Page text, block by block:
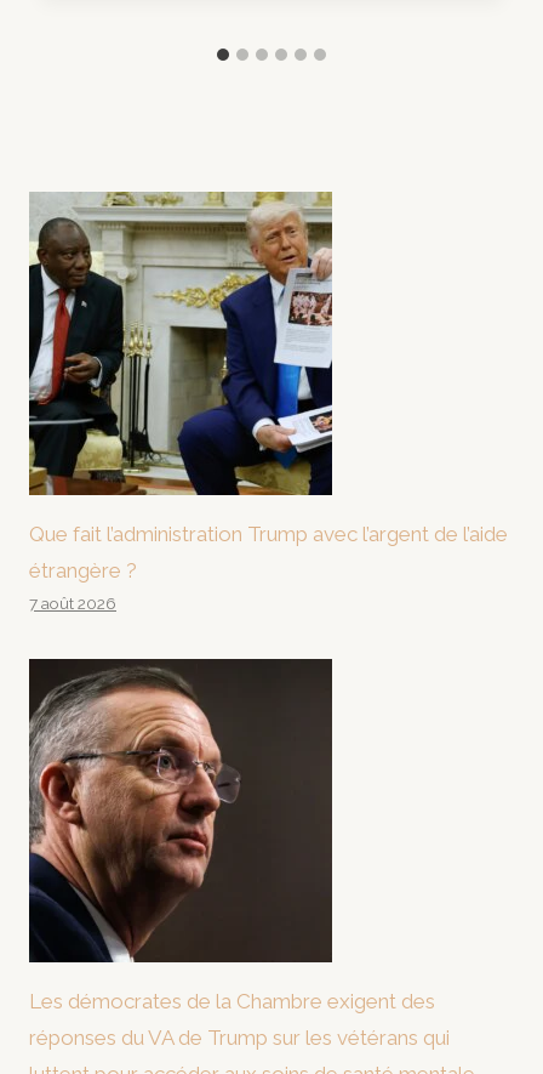
Que fait l’administration Trump avec l’argent de l’aide
étrangère ?
7 août 2026
Les démocrates de la Chambre exigent des
réponses du VA de Trump sur les vétérans qui